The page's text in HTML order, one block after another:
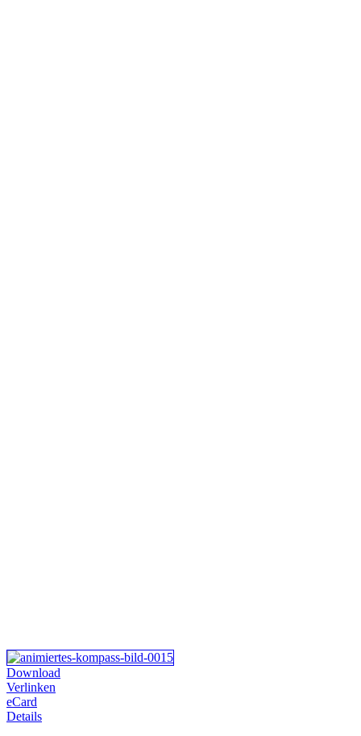
Download
Verlinken
eCard
Details